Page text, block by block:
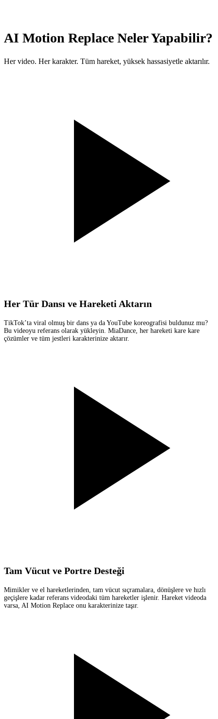
AI Motion Replace Neler Yapabilir?
Her video. Her karakter. Tüm hareket, yüksek hassasiyetle aktarılır.
Her Tür Dansı ve Hareketi Aktarın
TikTok’ta viral olmuş bir dans ya da YouTube koreografisi buldunuz mu?
Bu videoyu referans olarak yükleyin. MiaDance, her hareketi kare kare
çözümler ve tüm jestleri karakterinize aktarır.
Tam Vücut ve Portre Desteği
Mimikler ve el hareketlerinden, tam vücut sıçramalara, dönüşlere ve hızlı
geçişlere kadar referans videodaki tüm hareketler işlenir. Hareket videoda
varsa, AI Motion Replace onu karakterinize taşır.